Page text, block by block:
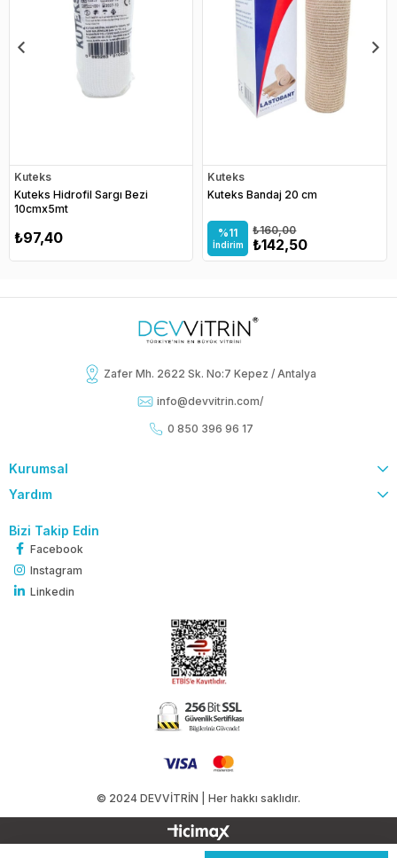
Kuteks
Kuteks Hidrofil Sargı Bezi
10cmx5mt
₺97,40
Kuteks
Kuteks Bandaj 20 cm
%11
İndirim ₺142,50
₺160,00
Zafer Mh. 2622 Sk. No:7 Kepez / Antalya
info@devvitrin.com/
0 850 396 96 17
Kurumsal
Yardım
Bizi Takip Edin
Facebook
Instagram
Linkedin
© 2024 DEVVİTRİN | Her hakkı saklıdır.